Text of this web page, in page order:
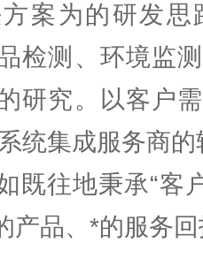
案为的研发
检测、环境监
研究。以客户
统集成服务商的
既往地秉承“客
产品、*的服务